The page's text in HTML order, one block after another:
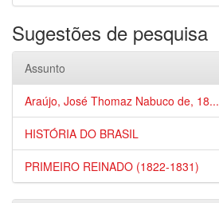
Sugestões de pesquisa
Assunto
Araújo, José Thomaz Nabuco de, 18...
HISTÓRIA DO BRASIL
PRIMEIRO REINADO (1822-1831)